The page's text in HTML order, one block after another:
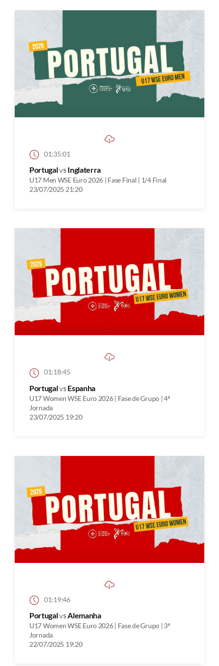
01:35:01
Portugalvs Inglaterra
U17 Men WSE Euro 2026 | Fase Final | 1/4 Final
23/07/2025 21:20
01:18:45
Portugalvs Espanha
U17 Women WSE Euro 2026 | Fase de Grupo | 4ª
Jornada
23/07/2025 19:20
01:19:46
PortugalvsAlemanha
U17 Women WSE Euro 2026 | Fase de Grupo | 3ª
Jornada
22/07/2025 19:20